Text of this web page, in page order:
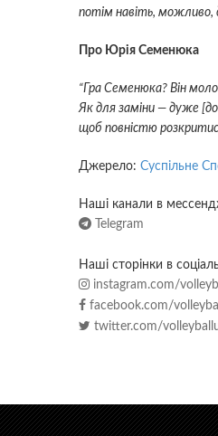
потім навіть, можливо,
Про Юрія Семенюка
“Гра Семенюка? Він
Як для заміни — дуже
щоб повністю
Джерело: Суспільне
Наші канали в
Telegram
Наші сторінки в
instagram.com/
facebook.com/
twitter.com/